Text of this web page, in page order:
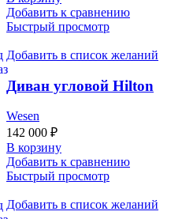
Добавить к сравнению
Быстрый просмотр
Добавить в список желаний
Диван угловой Hilton
Wesen
142 000 ₽
В корзину
Добавить к сравнению
Быстрый просмотр
Добавить в список желаний